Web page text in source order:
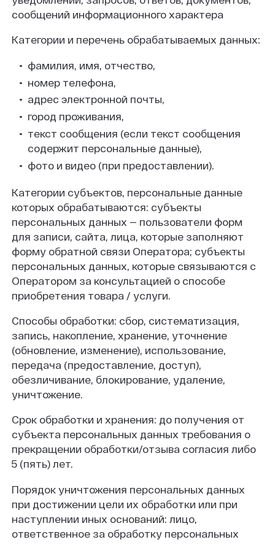
сообщений информационного характера
Категории и перечень обрабатываемых данных:
фамилия, имя, отчество,
номер телефона,
адрес электронной почты,
город проживания,
текст сообщения (если текст сообщения
содержит персональные данные),
фото и видео (при предоставлении).
Категории субъектов, персональные данные
которых обрабатываются: субъекты
персональных данных — пользователи форм
для записи, сайта, лица, которые заполняют
форму обратной связи Оператора; субъекты
персональных данных, которые связываются с
Оператором за консультацией о способе
приобретения товара / услуги.
Способы обработки: сбор, систематизация,
запись, накопление, хранение, уточнение
(обновление, изменение), использование,
передача (предоставление, доступ),
обезличивание, блокирование, удаление,
уничтожение.
Срок обработки и хранения: до получения от
субъекта персональных данных требования о
прекращении обработки/отзыва согласия либо
5 (пять) лет.
Порядок уничтожения персональных данных
при достижении цели их обработки или при
наступлении иных оснований: лицо,
ответственное за обработку персональных